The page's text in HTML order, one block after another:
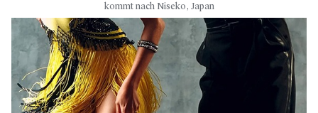
kommt nach Niseko, Japan